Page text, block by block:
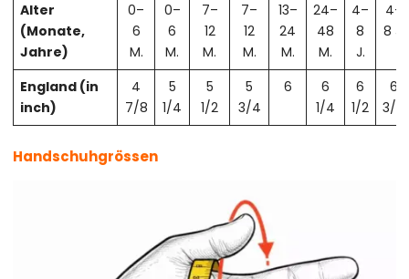
Alter
(Monate,
Jahre)
0–
6
M.
0–
6
M.
7–
12
M.
7–
12
M.
13–
24
M.
24–
48
M.
4–
8
J.
4–
8 J.
England (in
inch)
4
7/8
5
1/4
5
1/2
5
3/4
6
6
1/4
6
1/2
6
3/4
Handschuhgrössen